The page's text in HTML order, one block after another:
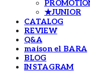
★JUNIOR
CATALOG
REVIEW
Q&A
maison el BARA
BLOG
INSTAGRAM